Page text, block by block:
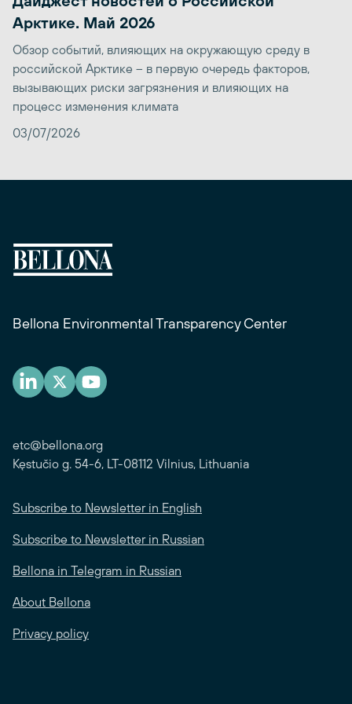
Арктике. Май 2026
Обзор событий, влияющих на окружающую среду в
российской Арктике – в первую очередь факторов,
вызывающих риски загрязнения и влияющих на
процесс изменения климата
03/07/2026
Bellona Environmental Transparency Center
etc@bellona.org
Kęstučio g. 54-6, LT-08112 Vilnius, Lithuania
Subscribe to Newsletter in English
Subscribe to Newsletter in Russian
Bellona in Telegram in Russian
About Bellona
Privacy policy